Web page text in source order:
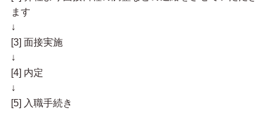
ます
↓
[3] 面接実施
↓
[4] 内定
↓
[5] 入職手続き